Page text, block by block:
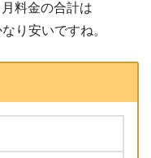
料金の合計は
り安いですね。